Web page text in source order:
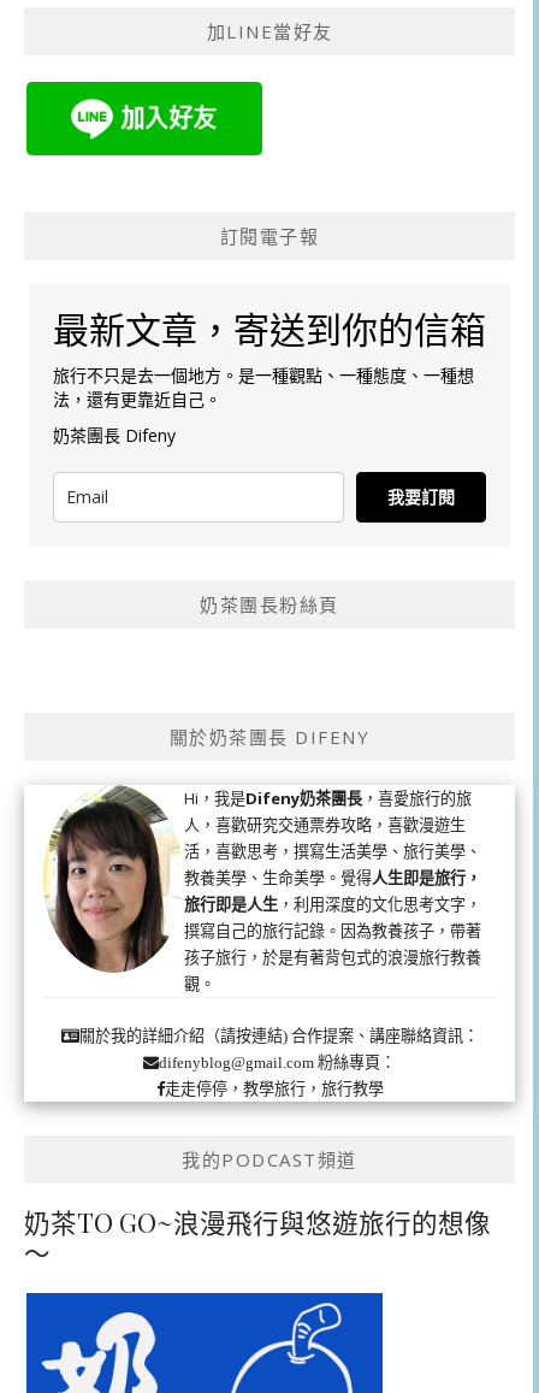
加LINE當好友
訂閱電子報
最新文章，寄送到你的信箱
旅行不只是去一個地方。是一種觀點、一種態度、一種想
法，還有更靠近自己。
奶茶團長 Difeny
我要訂閱
奶茶團長粉絲頁
關於奶茶團長 DIFENY
Hi，我是Difeny奶茶團長 ，喜愛旅行的旅
人，喜歡研究交通票券攻略，喜歡漫遊生
活，喜歡思考，撰寫生活美學、旅行美學、
教養美學、生命美學。覺得人生即是旅行，
旅行即是人生 ，利用深度的文化思考文字，
撰寫自己的旅行記錄。因為教養孩子，帶著
孩子旅行，於是有著背包式的浪漫旅行教養
觀。
關於我的詳細介紹（請按連結)合作提案、講座聯絡資訊：
difenyblog@gmail.com 粉絲專頁：
走走停停，教學旅行，旅行教學
我的PODCAST頻道
奶茶TO GO~浪漫飛行與悠遊旅行的想像
～